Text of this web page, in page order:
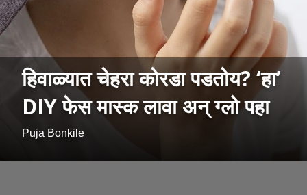
हिवाळ्यात चेहरा कोरडा पडतोय? ‘हा’
DIY फेस मास्क लावा अन् ग्लो पहा
Puja Bonkile